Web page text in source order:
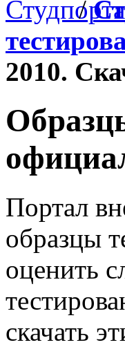
/
2010.
Портал
образцы
оценить
скачать